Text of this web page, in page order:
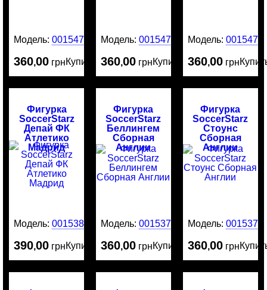
Модель:0015478
360,00 грнКупить
Модель:0015477
360,00 грнКупить
Модель: 0015476
360,00 грн
Фигурка
SoccerStarz
Депай ФК
Атлетико
Мадрид
Модель:0015380
390,00 грнКупить
Фигурка
SoccerStarz
Беллингем
Сборная
Англии
Модель:0015379
360,00 грнКупить
Фигурка
SoccerStarz
Стоунс
Сборная
Англии
Модель: 0015376
360,00 грн